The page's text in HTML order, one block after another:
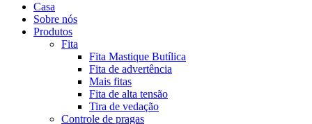
Casa
Sobre nós
Produtos
Fita
Fita Mastique Butílica
Fita de advertência
Mais fitas
Fita de alta tensão
Tira de vedação
Controle de pragas